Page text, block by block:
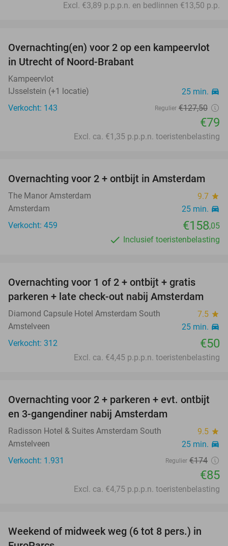
Excl. €3,89 p.p.p.n. en bedlinnen €13,50 p.p.
38%
Overnachting(en) voor 2 op een kampeervlot
in Utrecht of Noord-Brabant
Kampeervlot
IJsselstein (+1 locatie)
25 min. directions_car
Verkocht: 143 Regulier €127,50
€79
Excl. ca. €1,35 p.p.p.n. toeristenbelasting
Overnachting voor 2 + ontbijt in Amsterdam
The Manor Amsterdam 9.7 star
Amsterdam 25 min. directions_car
Verkocht: 459 €158,05
Inclusief toeristenbelasting
Overnachting voor 1 of 2 + ontbijt + gratis
parkeren + late check-out nabij Amsterdam
Diamond Capsule Hotel Amsterdam South 7.5 star
Amstelveen 25 min. directions_car
Verkocht: 312 €50
Excl. ca. €4,45 p.p.p.n. toeristenbelasting
51%
Overnachting voor 2 + parkeren + evt. ontbijt
en 3-gangendiner nabij Amsterdam
Radisson Hotel & Suites Amsterdam South 9.5 star
Amstelveen 25 min. directions_car
Verkocht: 1.931 Regulier €174
€85
Excl. ca. €4,75 p.p.p.n. toeristenbelasting
44%
Weekend of midweek weg (6 tot 8 pers.) in